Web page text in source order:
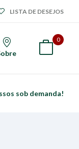
LISTA DE DESEJOS
0
sob demanda!